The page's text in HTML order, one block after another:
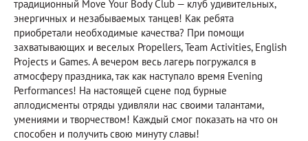
традиционный Move Your Body Club — клуб удивительных,
энергичных и незабываемых танцев! Как ребята
приобретали необходимые качества? При помощи
захватывающих и веселых Propellers, Team Activities, English
Projects и Games. А вечером весь лагерь погружался в
атмосферу праздника, так как наступало время Evening
Performances! На настоящей сцене под бурные
аплодисменты отряды удивляли нас своими талантами,
умениями и творчеством! Каждый смог показать на что он
способен и получить свою минуту славы!